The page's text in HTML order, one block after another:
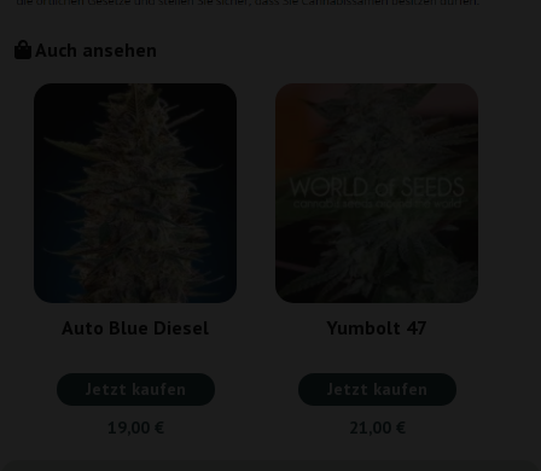
Auch ansehen
Auto Blue Diesel
Jetzt kaufen
19,00 €
Yumbolt 47
Jetzt kaufen
21,00 €